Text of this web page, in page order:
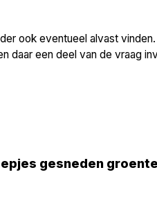
ook eventueel alvast
daar een deel van de vraag
gesneden